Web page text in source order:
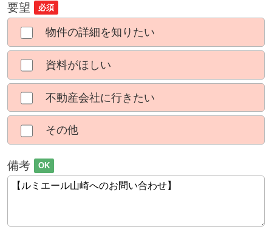
要望 必須
物件の詳細を知りたい
資料がほしい
不動産会社に行きたい
その他
備考 OK